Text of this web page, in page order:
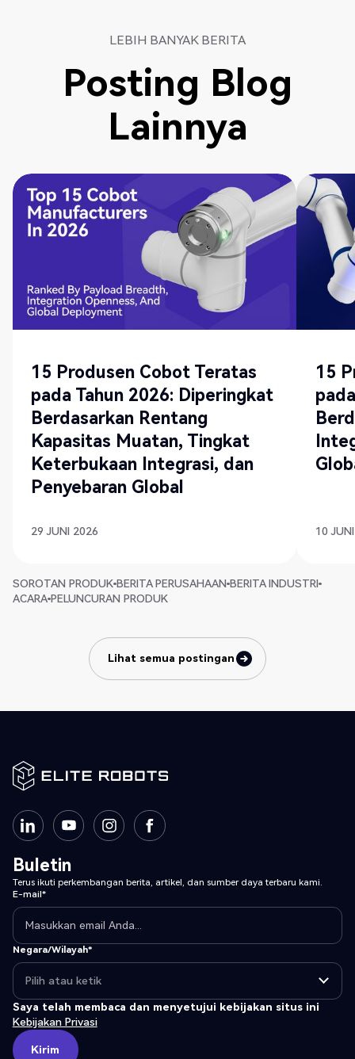
LEBIH BANYAK BERITA
Posting Blog
Lainnya
15 Produsen Cobot Teratas
pada Tahun 2026: Diperingkat
Berdasarkan Rentang
Kapasitas Muatan, Tingkat
Keterbukaan Integrasi, dan
Penyebaran Global
29 JUNI 2026
15
10
SOROTAN PRODUK BERITA PERUSAHAAN BERITA INDUSTRI
ACARA PELUNCURAN PRODUK
Lihat semua postingan
Lihat semua postingan
Buletin
Terus ikuti perkembangan berita, artikel, dan sumber daya terbaru kami.
E-mail*
Negara/Wilayah*
Saya telah membaca dan menyetujui kebijakan situs ini
Kebijakan Privasi
Kirim